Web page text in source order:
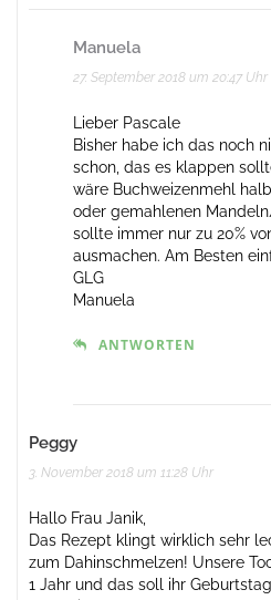
Manuela
27. September 2018 um 20:47 Uhr
Lieber Pascale
Bisher habe ich das noch
schon, das es klappen
wäre Buchweizenmehl
oder gemahlenen
sollte immer nur zu 20%
ausmachen. Am Besten
GLG
Manuela
ANTWORTEN
Peggy
3. November 2018 um 11:28 Uhr
Hallo Frau Janik,
Das Rezept klingt wirklich sehr
zum Dahinschmelzen! Unsere
1 Jahr und das soll ihr